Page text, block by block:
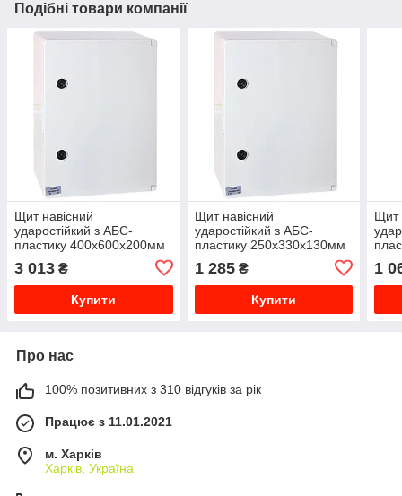
Подібні товари компанії
Щит навісний
ударостійкий з АБС-
пластику 400х600х200мм
3 013 ₴
Купити
Щит навісний
ударостійкий з АБС-
пластику 250х330х130мм
1 285₴
Купити
Щит
1
Про нас
100% позитивних з 310 відгуків за рік
Працює з 11.01.2021
м. Харків
Харків, Україна